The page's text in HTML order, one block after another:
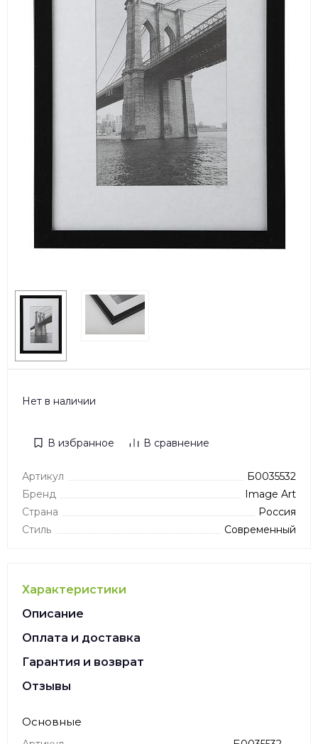
Нет в наличии
В избранное В сравнение
Артикул
Б0035532
Бренд
Image Art
Страна
Россия
Стиль
Современный
Характеристики
Описание
Оплата и доставка
Гарантия и возврат
Отзывы
Основные